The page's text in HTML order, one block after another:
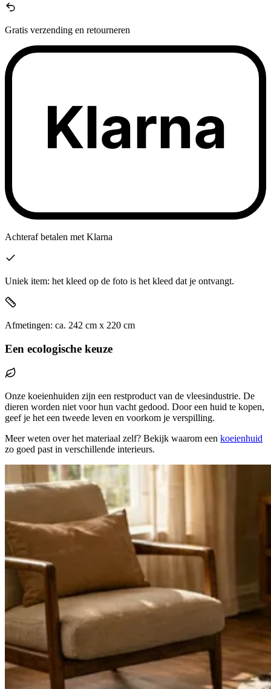
Gratis verzending en retourneren
Klarna
Achteraf betalen met Klarna
Uniek item: het kleed op de foto is het kleed dat je ontvangt.
Afmetingen: ca. 242 cm x 220 cm
Een ecologische keuze
Onze koeienhuiden zijn een restproduct van de vleesindustrie. De
dieren worden niet voor hun vacht gedood. Door een huid te kopen,
geef je het een tweede leven en voorkom je verspilling.
Meer weten over het materiaal zelf? Bekijk waarom een koeienhuid
zo goed past in verschillende interieurs.